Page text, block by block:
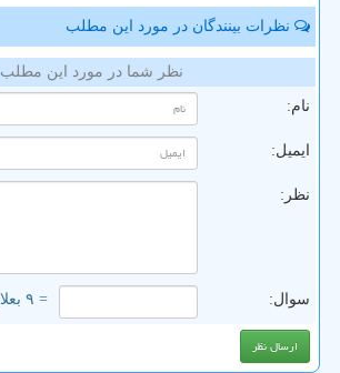
نظرات بینندگان در مورد این مطلب
نظر شما در مورد این مطلب
نام:
ایمیل:
نظر:
سوال: = ۹ بعلاوه ۴